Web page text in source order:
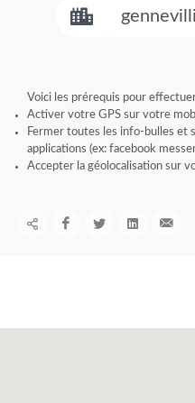
Voici les prérequis pour
Activer votre GPS sur votre
Fermer toutes les info-bulles et
applications (ex: facebook
Accepter la géolocalisation sur